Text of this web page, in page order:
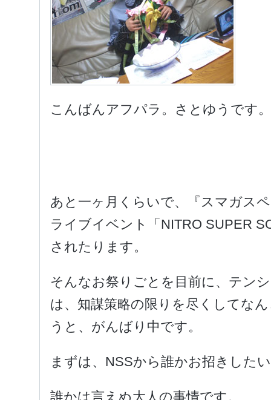
こんばんアフパラ。さとゆうです。
あと一ヶ月くらいで、『スマガス
ライブイベント「NITRO SUPER
されたります。
そんなお祭りごとを目前に、テン
は、知謀策略の限りを尽くしてな
うと、がんばり中です。
まずは、NSSから誰かお招きした
誰かは言えぬ大人の事情です。